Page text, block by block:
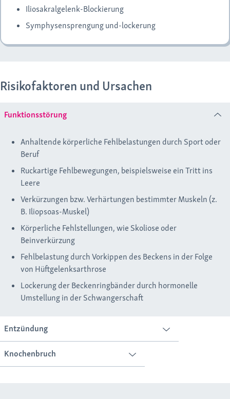
Iliosakralgelenk-Blockierung
Symphysensprengung und-lockerung
Risikofaktoren und Ursachen
Funktionsstörung
Anhaltende körperliche Fehlbelastungen durch Sport oder
Beruf
Ruckartige Fehlbewegungen, beispielsweise ein Tritt ins
Leere
Verkürzungen bzw. Verhärtungen bestimmter Muskeln (z.
B. Iliopsoas-Muskel)
Körperliche Fehlstellungen, wie Skoliose oder
Beinverkürzung
Fehlbelastung durch Vorkippen des Beckens in der Folge
von Hüftgelenksarthrose
Lockerung der Beckenringbänder durch hormonelle
Umstellung in der Schwangerschaft
Entzündung
ISG-Entzündung
Knochenbruch